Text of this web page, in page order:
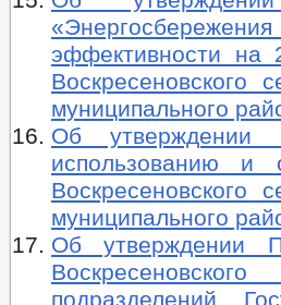
эффективности на
Воскресеновского
муниципального
Об утверждении
использованию и
Воскресеновского
муниципального
Об утверждении
подразделений